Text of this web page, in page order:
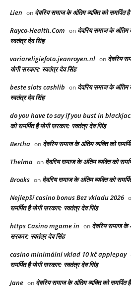
Lien on देवरिय समाज के अंतिम व्यक्ति को समर्पित
Rayco-Health.Com on देवरिय समाज के अंतिम
स्वतंत्र देव सिंह
variareligiefoto.jeanroyen.nl on देवरिय
योगी सरकार: स्वतंत्र देव सिंह
beste slots cashlib on देवरिय समाज के अंतिम
स्वतंत्र देव सिंह
do you have to say if you bust in
को समर्पित है योगी सरकार: स्वतंत्र देव सिंह
Bertha on देवरिय समाज के अंतिम व्यक्ति को
Thelma on देवरिय समाज के अंतिम व्यक्ति को
Brooks on देवरिय समाज के अंतिम व्यक्ति को
Nejlepší casino bonus Bez vkladu 2026
समर्पित है योगी सरकार: स्वतंत्र देव सिंह
https Casino mgame in on देवरिय समाज के
सरकार: स्वतंत्र देव सिंह
casino minimální vklad 10 kč applepay
समर्पित है योगी सरकार: स्वतंत्र देव सिंह
Jane on देवरिय समाज के अंतिम व्यक्ति को समर्पित